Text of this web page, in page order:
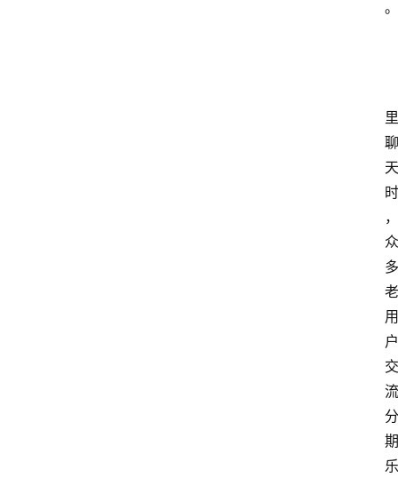
。
里
聊
天
时
，
众
多
老
用
户
交
流
分
期
乐